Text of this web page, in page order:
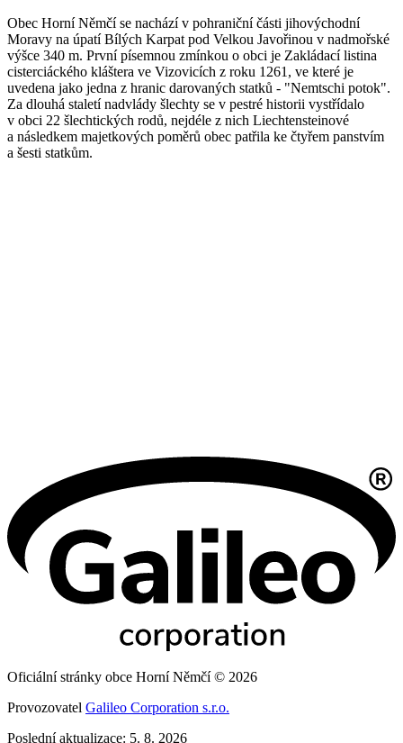
Obec Horní Němčí se nachází v pohraniční části jihovýchodní
Moravy na úpatí Bílých Karpat pod Velkou Javořinou v nadmořské
výšce 340 m. První písemnou zmínkou o obci je Zakládací listina
cisterciáckého kláštera ve Vizovicích z roku 1261, ve které je
uvedena jako jedna z hranic darovaných statků - "Nemtschi potok".
Za dlouhá staletí nadvlády šlechty se v pestré historii vystřídalo
v obci 22 šlechtických rodů, nejdéle z nich Liechtensteinové
a následkem majetkových poměrů obec patřila ke čtyřem panstvím
a šesti statkům.
Oficiální stránky obce Horní Němčí © 2026
Provozovatel Galileo Corporation s.r.o.
Poslední aktualizace: 5. 8. 2026